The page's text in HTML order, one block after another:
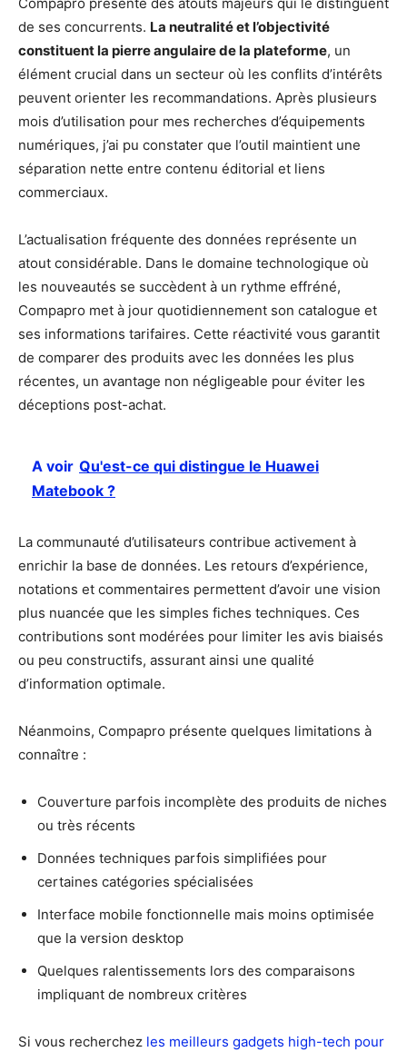
de ses concurrents. La neutralité et l’objectivité
constituent la pierre angulaire de la plateforme, un
élément crucial dans un secteur où les conflits d’intérêts
peuvent orienter les recommandations. Après plusieurs
mois d’utilisation pour mes recherches d’équipements
numériques, j’ai pu constater que l’outil maintient une
séparation nette entre contenu éditorial et liens
commerciaux.
L’actualisation fréquente des données représente un
atout considérable. Dans le domaine technologique où
les nouveautés se succèdent à un rythme effréné,
Compapro met à jour quotidiennement son catalogue et
ses informations tarifaires. Cette réactivité vous garantit
de comparer des produits avec les données les plus
récentes, un avantage non négligeable pour éviter les
déceptions post-achat.
A voir Qu'est-ce qui distingue le Huawei
Matebook ?
La communauté d’utilisateurs contribue activement à
enrichir la base de données. Les retours d’expérience,
notations et commentaires permettent d’avoir une vision
plus nuancée que les simples fiches techniques. Ces
contributions sont modérées pour limiter les avis biaisés
ou peu constructifs, assurant ainsi une qualité
d’information optimale.
Néanmoins, Compapro présente quelques limitations à
connaître :
Couverture parfois incomplète des produits de niches
ou très récents
Données techniques parfois simplifiées pour
certaines catégories spécialisées
Interface mobile fonctionnelle mais moins optimisée
que la version desktop
Quelques ralentissements lors des comparaisons
impliquant de nombreux critères
Si vous recherchez les meilleurs gadgets high-tech pour